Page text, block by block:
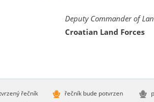
Deputy Commander of
Croatian Land Forces
řečník
řečník bude potvrzen